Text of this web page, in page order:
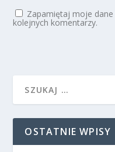
Zapamiętaj moje
kolejnych komentarzy.
OSTATNIE WPISY